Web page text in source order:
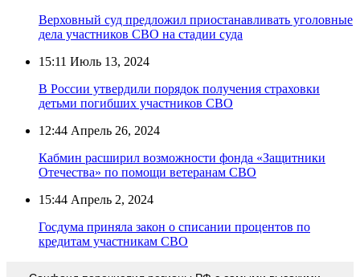
Верховный суд предложил приостанавливать уголовные
дела участников СВО на стадии суда
15:11 Июль 13, 2024
В России утвердили порядок получения страховки
детьми погибших участников СВО
12:44 Апрель 26, 2024
Кабмин расширил возможности фонда «Защитники
Отечества» по помощи ветеранам СВО
15:44 Апрель 2, 2024
Госдума приняла закон о списании процентов по
кредитам участникам СВО